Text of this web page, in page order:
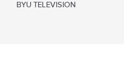
BYU TELEVISION